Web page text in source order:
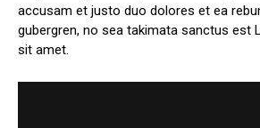
accusam et justo duo dolores et ea
gubergren, no sea takimata sanctus est
sit amet.